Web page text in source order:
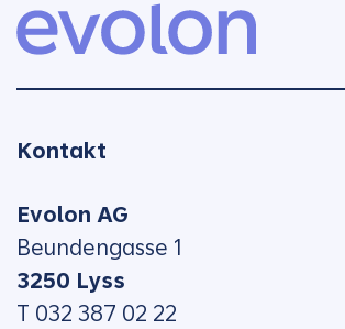
Kontakt
Evolon AG
Beundengasse 1
3250 Lyss
T 032 387 02 22